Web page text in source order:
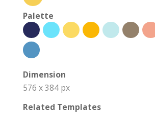
Palette
Dimension
576 x 384 px
Related Templates